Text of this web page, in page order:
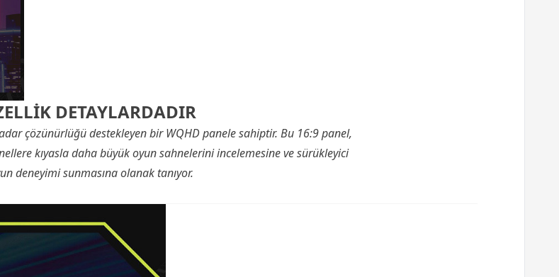
DETAYLARDADIR
çözünürlüğü destekleyen bir WQHD panele sahiptir. Bu 16:9 panel,
kıyasla daha büyük oyun sahnelerini incelemesine ve sürükleyici
deneyimi sunmasına olanak tanıyor.